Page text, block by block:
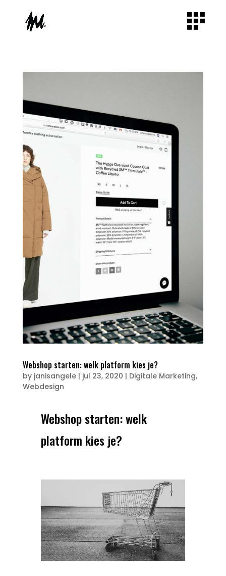
Webshop starten: welk platform kies je?
by janisangele| jul 23, 2020 | Digitale Marketing,
Webdesign
Webshop starten: welk
platform kies je?